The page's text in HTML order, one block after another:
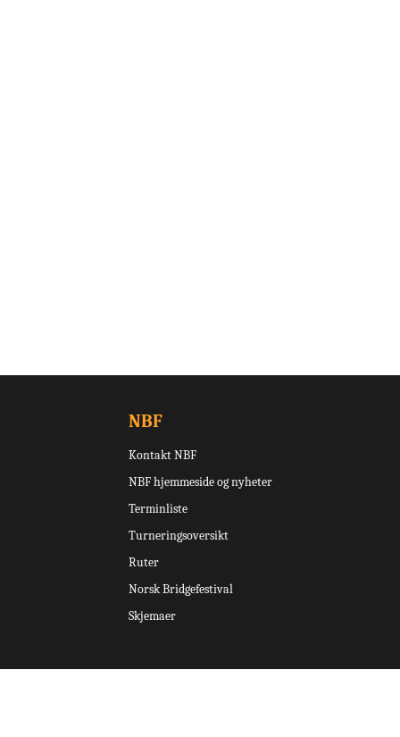
NBF
Kontakt NBF
NBF hjemmeside og nyheter
Terminliste
Turneringsoversikt
Ruter
Norsk Bridgefestival
Skjemaer